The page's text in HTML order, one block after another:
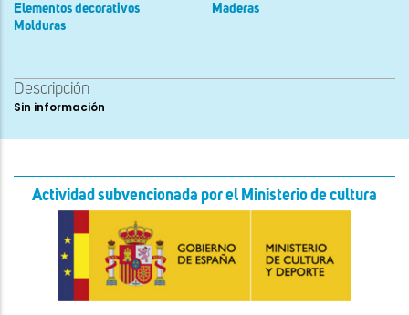
Elementos decorativos
Molduras
Maderas
Descripción
Sin información
Actividad subvencionada por el Ministerio de cultura